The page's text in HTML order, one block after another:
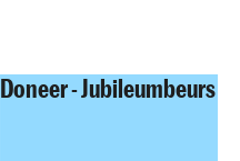
Doneer - Jubileumbeurs